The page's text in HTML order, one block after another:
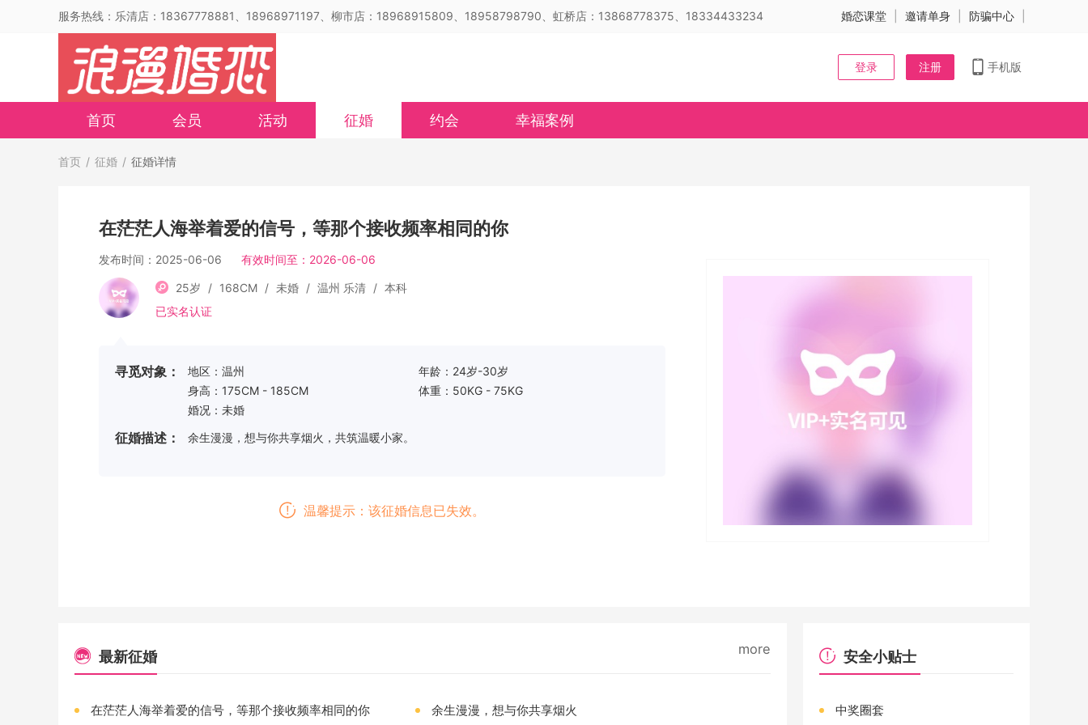
服务热线：乐清店：18367778881、18968971197、柳市店：18968915809、18958798790、虹桥店：13868778375、18334433234 婚恋课堂 邀请单身 防骗中心
登录 注册 手机版
首页 会员 活动 征婚 约会 幸福案例
首页 / 征婚 / 征婚详情
在茫茫人海举着爱的信号，等那个接收频率相同的你
发布时间：2025-06-06 有效时间至：2026-06-06
25岁 / 168CM / 未婚 / 温州 乐清 / 本科
已实名认证
寻觅对象： 地区：温州
年龄：24岁-30岁
身高：175CM - 185CM
体重：50KG - 75KG
婚况：未婚
征婚描述： 余生漫漫，想与你共享烟火，共筑温暖小家。
温馨提示：该征婚信息已失效。
最新征婚 more
在茫茫人海举着爱的信号，等那个接收频率相同的你 余生漫漫，想与你共享烟火
安全小贴士
中奖圈套